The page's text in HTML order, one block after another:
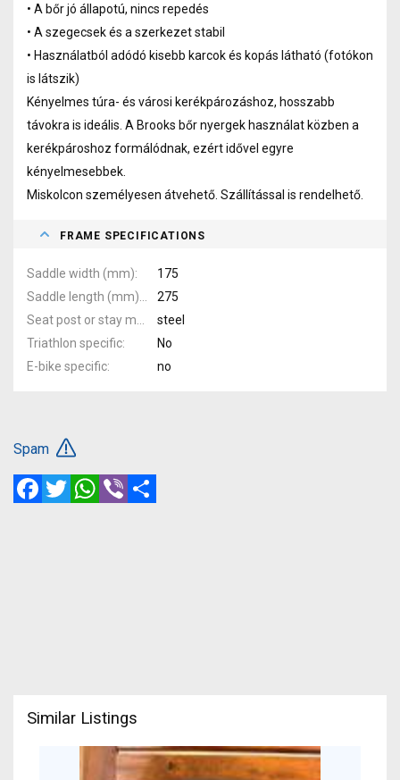
• A bőr jó állapotú, nincs repedés
• A szegecsek és a szerkezet stabil
• Használatból adódó kisebb karcok és kopás látható (fotókon
is látszik)
Kényelmes túra- és városi kerékpározáshoz, hosszabb
távokra is ideális. A Brooks bőr nyergek használat közben a
kerékpároshoz formálódnak, ezért idővel egyre
kényelmesebbek.
Miskolcon személyesen átvehető. Szállítással is rendelhető.
FRAME SPECIFICATIONS
Saddle width (mm)
175
275
steel
Triathlon specific
No
E-bike specific
no
Spam
FacebookTwitterWhatsApp
Viber
Similar Listings